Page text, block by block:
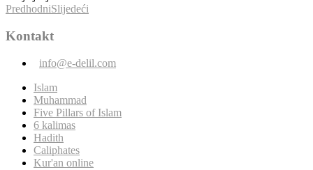
PredhodniSlijedeći
Kontakt
info@e-delil.com
Islam
Muhammad
Five Pillars of Islam
6 kalimas
Hadith
Caliphates
Kur'an online